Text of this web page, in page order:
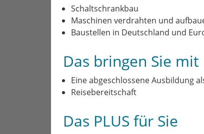
Schaltschrankbau
Maschinen verdrahten und
Baustellen in Deutschland und
Das bringen Sie mit
Eine abgeschlossene Ausbildung
Reisebereitschaft
Das PLUS für Sie